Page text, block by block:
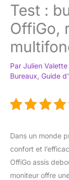
Test :
OffiGo,
Par Julien Valette
Bureaux, Guide
Dans un monde
confort et
OffiGo assis
moniteur offre